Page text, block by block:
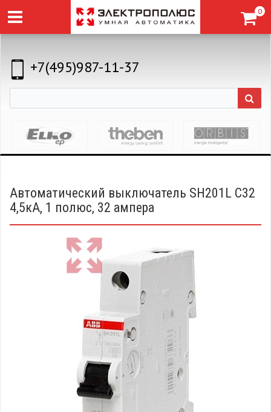
0
+7(495)987-11-37
Автоматический выключатель SH201L C32
4,5кА, 1 полюс, 32 ампера